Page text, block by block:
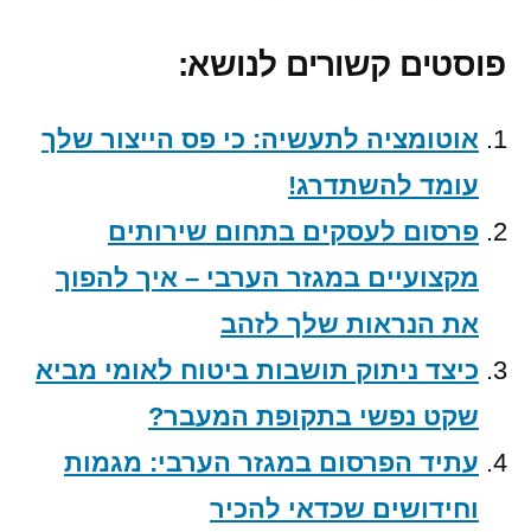
פוסטים קשורים לנושא:
אוטומציה לתעשיה: כי פס הייצור שלך
עומד להשתדרג!
פרסום לעסקים בתחום שירותים
מקצועיים במגזר הערבי – איך להפוך
את הנראות שלך לזהב
כיצד ניתוק תושבות ביטוח לאומי מביא
שקט נפשי בתקופת המעבר?
עתיד הפרסום במגזר הערבי: מגמות
וחידושים שכדאי להכיר